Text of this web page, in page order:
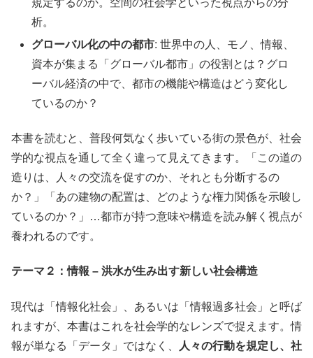
規定するのか。空間の社会学といった視点からの分
析。
グローバル化の中の都市: 世界中の人、モノ、情報、
資本が集まる「グローバル都市」の役割とは？グロ
ーバル経済の中で、都市の機能や構造はどう変化し
ているのか？
本書を読むと、普段何気なく歩いている街の景色が、社会
学的な視点を通して全く違って見えてきます。「この道の
造りは、人々の交流を促すのか、それとも分断するの
か？」「あの建物の配置は、どのような権力関係を示唆し
ているのか？」…都市が持つ意味や構造を読み解く視点が
養われるのです。
テーマ２：情報 – 洪水が生み出す新しい社会構造
現代は「情報化社会」、あるいは「情報過多社会」と呼ば
れますが、本書はこれを社会学的なレンズで捉えます。情
報が単なる「データ」ではなく、
人々の行動を規定し、社